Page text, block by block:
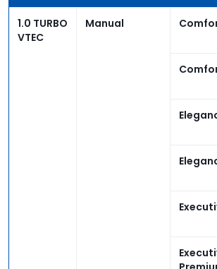
1.0 TURBO
VTEC
Manual